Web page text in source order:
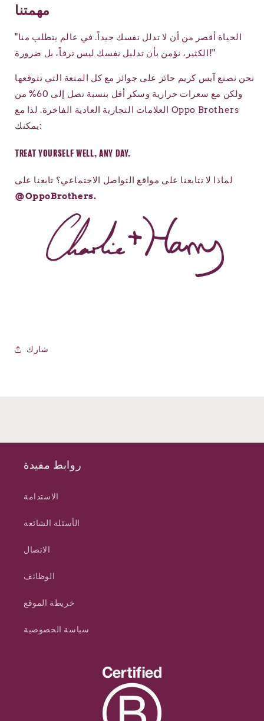
"الحياة أقصر من أن لا تدلل نفسك جيداً. في عالم يتطلب منا
الكثير، نؤمن بأن تدليل نفسك ليس ترفاً، بل ضرورة!"
نحن نصنع آيس كريم حائز على جوائز مع كل المتعة التي تتوقعها
ولكن مع سعرات حرارية وسكر أقل بنسبة تصل إلى 60% من
العلامات التجارية العادية الفاخرة. لذا مع Oppo Brothers
يمكنك:
TREAT YOURSELF WELL, ANY DAY.
لماذا لا تتابعنا على مواقع التواصل الاجتماعي؟ تابعنا على
@OppoBrothers.
شارك
روابط مفيدة
الاستدامة
الأسئلة الشائعة
الاتصال
الوظائف
خريطة الموقع
سياسة الخصوصية